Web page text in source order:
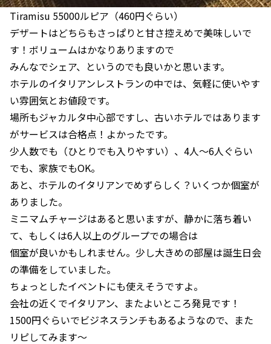
Tiramisu 55000ルピア（460円ぐらい）
デザートはどちらもさっぱりと甘さ控えめで美味しいで
す！ボリュームはかなりありますので
みんなでシェア、というのでも良いかと思います。
ホテルのイタリアンレストランの中では、気軽に使いやす
い雰囲気とお値段です。
場所もジャカルタ中心部ですし、古いホテルではあります
がサービスは合格点！よかったです。
少人数でも（ひとりでも入りやすい）、4人～6人ぐらい
でも、家族でもOK。
あと、ホテルのイタリアンでめずらしく？いくつか個室が
ありました。
ミニマムチャージはあると思いますが、静かに落ち着い
て、もしくは6人以上のグループでの場合は
個室が良いかもしれません。少し大きめの部屋は誕生日会
の準備をしていました。
ちょっとしたイベントにも使えそうですよ。
会社の近くでイタリアン、またよいところ発見です！
1500円ぐらいでビジネスランチもあるようなので、また
リピしてみます～